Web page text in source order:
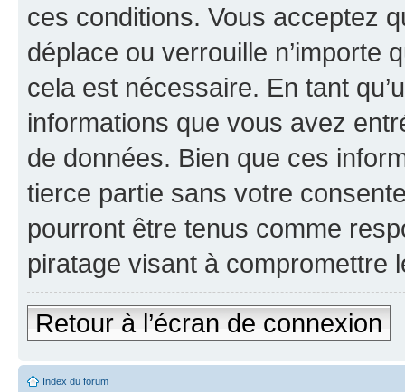
ces conditions. Vous acceptez
déplace ou verrouille n’importe
cela est nécessaire. En tant
informations que vous avez
de données. Bien que ces
tierce partie sans votre
pourront être tenus comme
piratage visant à compromettre
Retour à l’écran de connexion
Index du forum